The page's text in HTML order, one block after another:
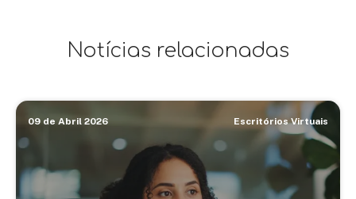
Notícias relacionadas
09 de Abril 2026 Escritórios Virtuais